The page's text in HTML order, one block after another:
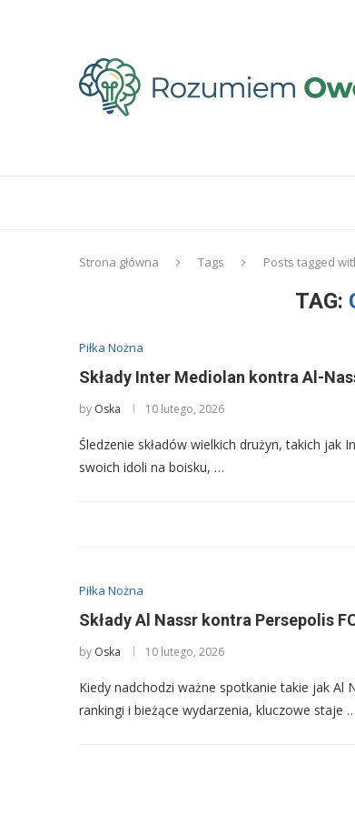
Strona główna Tags Posts tagged
TAG:
Piłka Nożna
Składy Inter Mediolan kontra Al-
by Oska 10 lutego, 2026
Śledzenie składów wielkich drużyn, takich
swoich idoli na boisku, …
Piłka Nożna
Składy Al Nassr kontra Persepolis
by Oska 10 lutego, 2026
Kiedy nadchodzi ważne spotkanie takie jak Al
rankingi i bieżące wydarzenia, kluczowe staje …